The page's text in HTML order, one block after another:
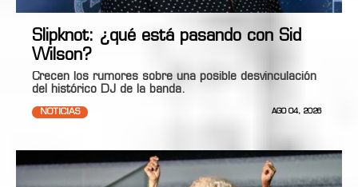
Slipknot: ¿qué está pasando con Sid
Wilson?
Crecen los rumores sobre una posible desvinculación
del histórico DJ de la banda.
NOTICIAS AGO 04, 2026